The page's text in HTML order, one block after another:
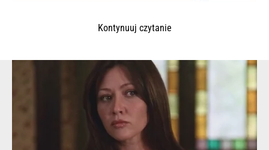
Kontynuuj czytanie
© 2025 – Wielkopolska 112, Wszelkie prawa zastrzeżone |hvln.pl